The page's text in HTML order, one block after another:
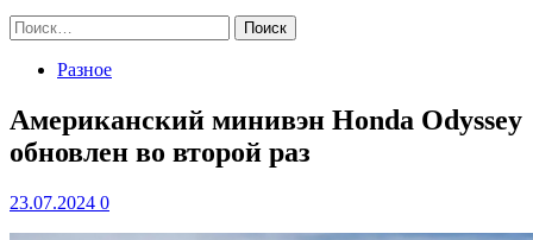
Найти:
Разное
Американский минивэн Honda Odyssey
обновлен во второй раз
23.07.2024 0